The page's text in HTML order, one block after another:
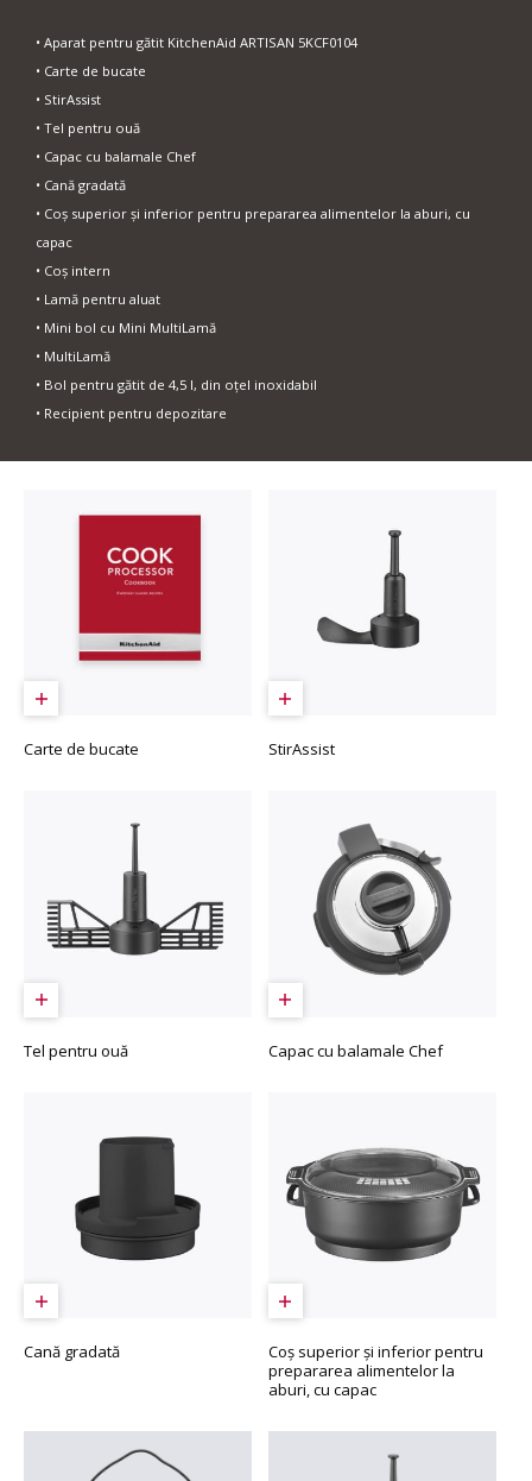
• Aparat pentru gătit KitchenAid ARTISAN 5KCF0104
• Carte de bucate
• StirAssist
• Tel pentru ouă
• Capac cu balamale Chef
• Cană gradată
• Coș superior și inferior pentru prepararea alimentelor la aburi, cu
capac
• Coș intern
• Lamă pentru aluat
• Mini bol cu Mini MultiLamă
• MultiLamă
• Bol pentru gătit de 4,5 l, din oțel inoxidabil
• Recipient pentru depozitare
Carte de bucate StirAssist
Tel pentru ouă Capac cu balamale Chef
Cană gradată
Coș superior și inferior pentru
prepararea alimentelor la
aburi, cu capac